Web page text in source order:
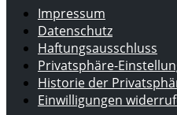
Impressum
Datenschutz
Haftungsausschluss
Privatsphäre-
Historie der
Einwilligungen